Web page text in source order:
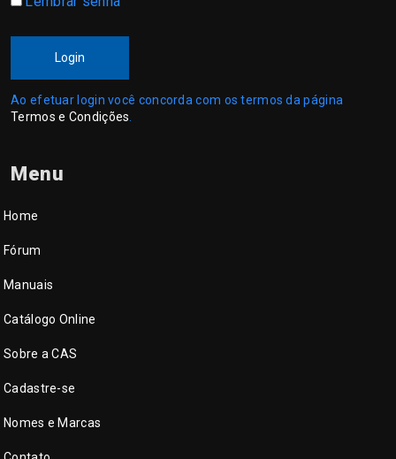
Login
Ao efetuar login você concorda com os termos da página
Termos e Condições
Menu
Home
Fórum
Manuais
Catálogo Online
Sobre a CAS
Cadastre-se
Nomes e Marcas